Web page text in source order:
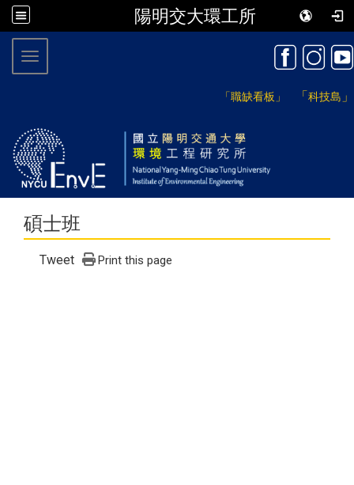
陽明交大環工所
「職缺看板」 「科技島 」
Toggle navigation
碩士班
Tweet Print this page